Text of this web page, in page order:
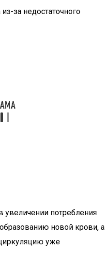
за недостаточного
потребления
новой крови, а
уже